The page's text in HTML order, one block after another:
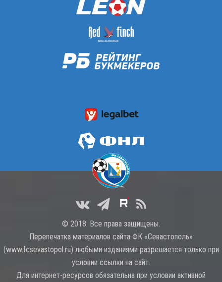
© 2018. Все права защищены.
Перепечатка материалов сайта ФК «Севастополь»
(www.fcsevastopol.ru) любыми изданиями разрешается только при
условии ссылки на сайт.
Для интернет-ресурсов обязательна при условии активной